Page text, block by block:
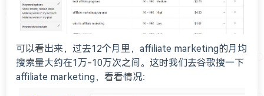
可以看出来，过去12个月里，affiliate marketing的月均
搜索量大约在1万-10万次之间。这时我们去谷歌搜一下
affiliate marketing，看看情况：